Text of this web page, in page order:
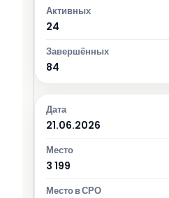
24
84
21.06.2026
3 199